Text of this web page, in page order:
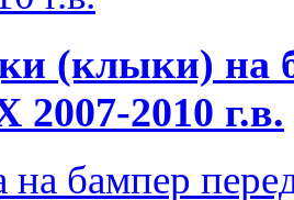
(клыки) на
2007-2010 г.в.